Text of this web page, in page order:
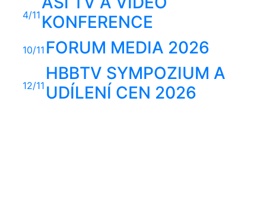
4/11 KONFERENCE
10/11 FORUM MEDIA 2026
12/11
HBBTV SYMPOZIUM A
UDÍLENÍ CEN 2026